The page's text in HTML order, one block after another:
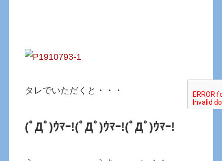
タレでいただくと・・・
(ﾟДﾟ)ｳﾏｰ!(ﾟДﾟ)ｳﾏｰ!(ﾟДﾟ)ｳﾏｰ!